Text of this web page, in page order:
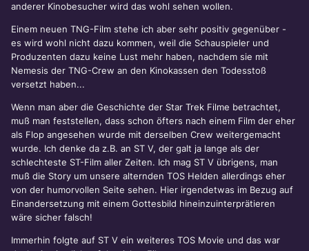
anderer Kinobesucher wird das wohl sehen wollen.
Einem neuen TNG-Film stehe ich aber sehr positiv gegenüber -
es wird wohl nicht dazu kommen, weil die Schauspieler und
Produzenten dazu keine Lust mehr haben, nachdem sie mit
Nemesis der TNG-Crew an den Kinokassen den Todesstoß
versetzt haben...
Wenn man aber die Geschichte der Star Trek Filme betrachtet,
muß man feststellen, dass schon öfters nach einem Film der eher
als Flop angesehen wurde mit derselben Crew weitergemacht
wurde. Ich denke da z.B. an ST V, der galt ja lange als der
schlechteste ST-Film aller Zeiten. Ich mag ST V übrigens, man
muß die Story um unsere alternden TOS Helden allerdings eher
von der humorvollen Seite sehen. Hier irgendetwas im Bezug auf
Einandersetzung mit einem Gottesbild hineinzuinterprätieren
wäre sicher falsch!
Immerhin folgte auf ST V ein weiteres TOS Movie und das war